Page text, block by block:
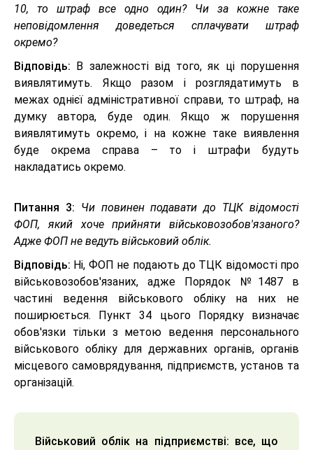
10, то штраф все одно один? Чи за кожне таке
неповідомлення доведеться сплачувати штраф
окремо?
Відповідь: В залежності від того, як ці порушення
виявлятимуть. Якщо разом і розглядатимуть в
межах однієї адміністративної справи, то штраф, на
думку автора, буде один. Якщо ж порушення
виявлятимуть окремо, і на кожне таке виявлення
буде окрема справа – то і штрафи будуть
накладатись окремо.
Питання 3: Чи повинен подавати до ТЦК відомості
ФОП, який хоче прийняти військовозобов'язаного?
Адже ФОП не ведуть військовий облік.
Відповідь: Ні, ФОП не подають до ТЦК відомості про
військовозобов'язаних, адже Порядок №1487 в
частині ведення військового обліку на них не
поширюється. Пункт 34 цього Порядку визначає
обов'язки тільки з метою ведення персонального
військового обліку для державних органів, органів
місцевого самоврядування, підприємств, установ та
організацій.
Військовий облік на підприємстві: все, що